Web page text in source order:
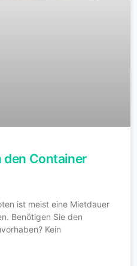
den Container
ist meist eine Mietdauer
Benötigen Sie den
Kein